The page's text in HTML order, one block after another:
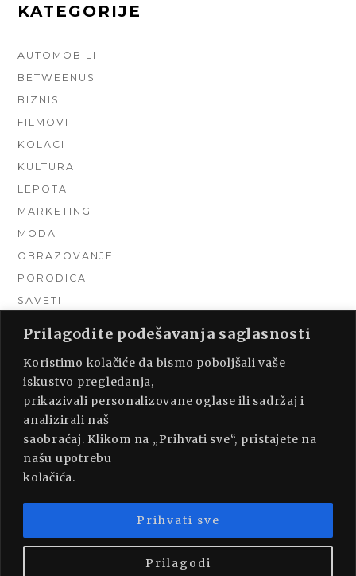
Prilagodite podešavanja saglasnosti
Koristimo kolačiće da bismo poboljšali vaše
iskustvo pregledanja,
prikazivali personalizovane oglase ili sadržaj i
analizirali naš
saobraćaj. Klikom na „Prihvati sve“, pristajete na
našu upotrebu
kolačića.
Prilagodi
Prihvati sve
KATEGORIJE
AUTOMOBILI
BETWEENUS
BIZNIS
FILMOVI
KOLACI
KULTURA
LEPOTA
MARKETING
MODA
OBRAZOVANJE
PORODICA
SAVETI
TURIZAM
UNCATEGORIZED
URADI SAM
UREĐENJE DOMA
ZDRAVLJE
PROUDLY POWERED BY WORDPRESS |THEME:
MUNSA LITE BY
FOXLAND